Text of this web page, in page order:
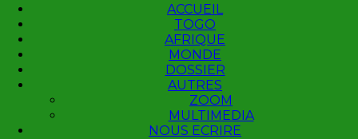
ACCUEIL
TOGO
AFRIQUE
MONDE
DOSSIER
AUTRES
ZOOM
MULTIMEDIA
NOUS ECRIRE